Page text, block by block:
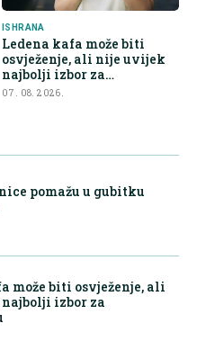
ISHRANA
Ledena kafa može biti
osvježenje, ali nije uvijek
najbolji izbor za
hidrataciju
07. 08. 2026.
pomažu u gubitku
može biti osvježenje, ali
izbor za